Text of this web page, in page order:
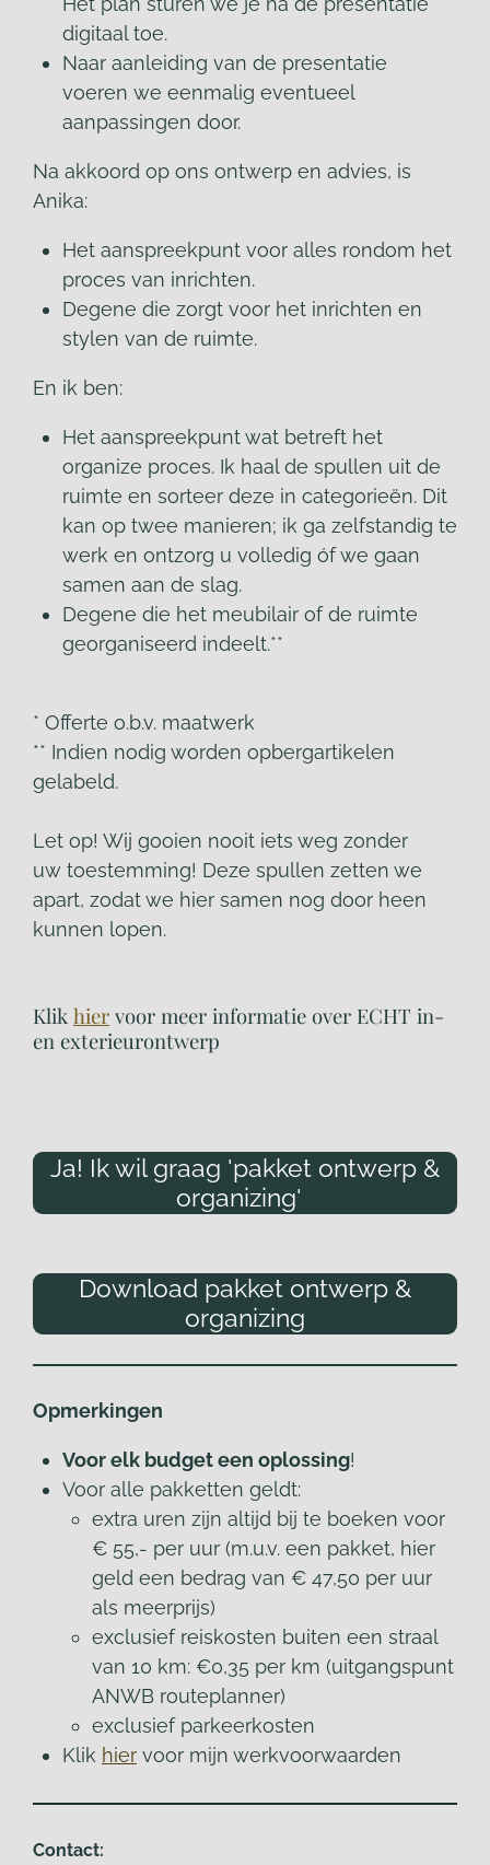
digitaal toe.
Naar aanleiding van de presentatie
voeren we eenmalig eventueel
aanpassingen door.
Na akkoord op ons ontwerp en advies, is
Anika:
Het aanspreekpunt voor alles rondom het
proces van inrichten.
Degene die zorgt voor het inrichten en
stylen van de ruimte.
En ik ben:
Het aanspreekpunt wat betreft het
organize proces. Ik haal de spullen uit de
ruimte en sorteer deze in categorieën. Dit
kan op twee manieren; ik ga zelfstandig te
werk en ontzorg u volledig óf we gaan
samen aan de slag.
Degene die het meubilair of de ruimte
georganiseerd indeelt.**
* Offerte o.b.v. maatwerk
** Indien nodig worden opbergartikelen
gelabeld.
Let op! Wij gooien nooit iets weg zonder
uw toestemming! Deze spullen zetten we
apart, zodat we hier samen nog door heen
kunnen lopen.
Klik hier voor meer informatie over ECHT in-
en exterieurontwerp
Ja! Ik wil graag 'pakket ontwerp &
organizing'
Download pakket ontwerp &
organizing
Opmerkingen
Voor elk budget een oplossing!
Voor alle pakketten geldt:
extra uren zijn altijd bij te boeken voor
€ 55,- per uur (m.u.v. een pakket, hier
geld een bedrag van € 47,50 per uur
als meerprijs)
exclusief reiskosten buiten een straal
van 10 km: €0,35 per km (uitgangspunt
ANWB routeplanner)
exclusief parkeerkosten
Klik hier voor mijn werkvoorwaarden
Contact: